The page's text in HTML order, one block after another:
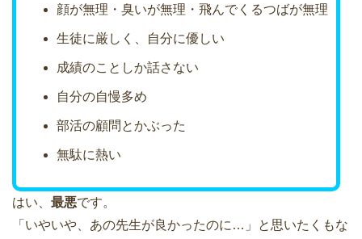
顔が無理・臭いが無理・飛んでくるつばが無理
生徒に厳しく、自分に優しい
成績のことしか話さない
自分の自慢多め
部活の顧問とかぶった
無駄に熱い
はい、 最悪です。
「いやいや、あの先生が良かったのに…」と思いたくもな